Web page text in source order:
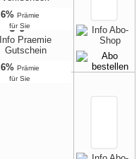
6% Prämie
für Sie
5 €
6% Prämie
für Sie